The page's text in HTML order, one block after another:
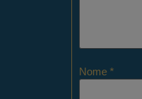
Nome *